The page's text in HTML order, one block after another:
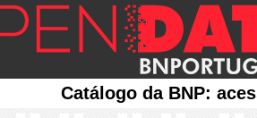
Catálogo da BNP: